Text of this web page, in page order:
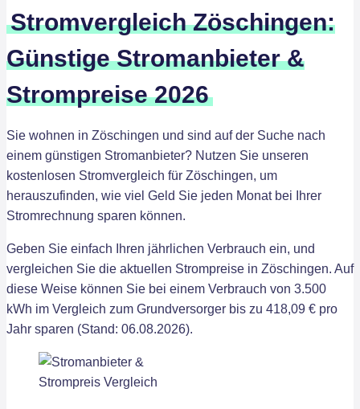
Stromvergleich Zöschingen:
Günstige Stromanbieter &
Strompreise 2026
Sie wohnen in Zöschingen und sind auf der Suche nach
einem günstigen Stromanbieter? Nutzen Sie unseren
kostenlosen Stromvergleich für Zöschingen, um
herauszufinden, wie viel Geld Sie jeden Monat bei Ihrer
Stromrechnung sparen können.
Geben Sie einfach Ihren jährlichen Verbrauch ein, und
vergleichen Sie die aktuellen Strompreise in Zöschingen. Auf
diese Weise können Sie bei einem Verbrauch von 3.500
kWh im Vergleich zum Grundversorger bis zu 418,09 € pro
Jahr sparen (Stand: 06.08.2026).